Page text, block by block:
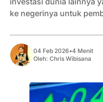
ke negerinya untuk
04 Feb 2026•4 Menit
Oleh: Chris Wibisana